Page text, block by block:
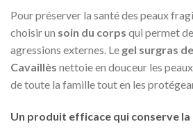
Pour préserver la santé des peaux
choisir un soin du corps qui permet
agressions externes. Le gel surgras
Cavaillès nettoie en douceur les
de toute la famille tout en les
Un produit efficace qui conserve la